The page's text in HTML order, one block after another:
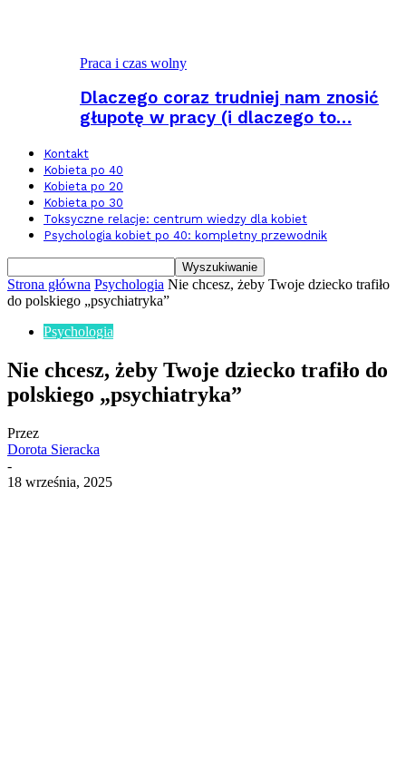
Praca i czas wolny
Dlaczego coraz trudniej nam znosić
głupotę w pracy (i dlaczego to…
Kontakt
Kobieta po 40
Kobieta po 20
Kobieta po 30
Toksyczne relacje: centrum wiedzy dla kobiet
Psychologia kobiet po 40: kompletny przewodnik
Strona główna Psychologia Nie chcesz, żeby Twoje dziecko trafiło
do polskiego „psychiatryka”
Psychologia
Nie chcesz, żeby Twoje dziecko trafiło do
polskiego „psychiatryka”
Przez
Dorota Sieracka
-
18 września, 2025